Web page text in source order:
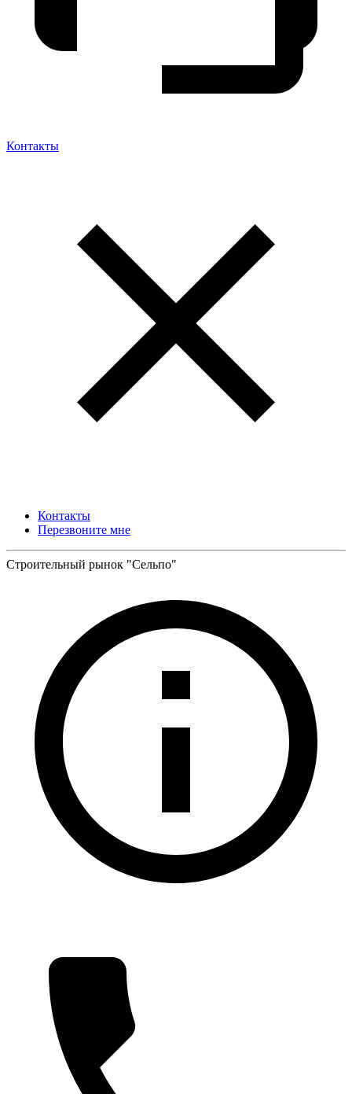
Контакты
Контакты
Перезвоните мне
Строительный рынок "Сельпо"